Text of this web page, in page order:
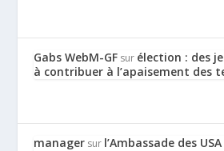
Gabs WebM-GF sur élection : des
à contribuer à l’apaisement des
manager sur l’Ambassade des